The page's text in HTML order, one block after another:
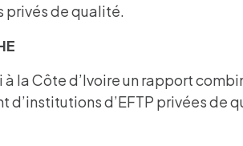
de qualité.
à la Côte d’Ivoire un rapport
d’institutions d’EFTP privées de